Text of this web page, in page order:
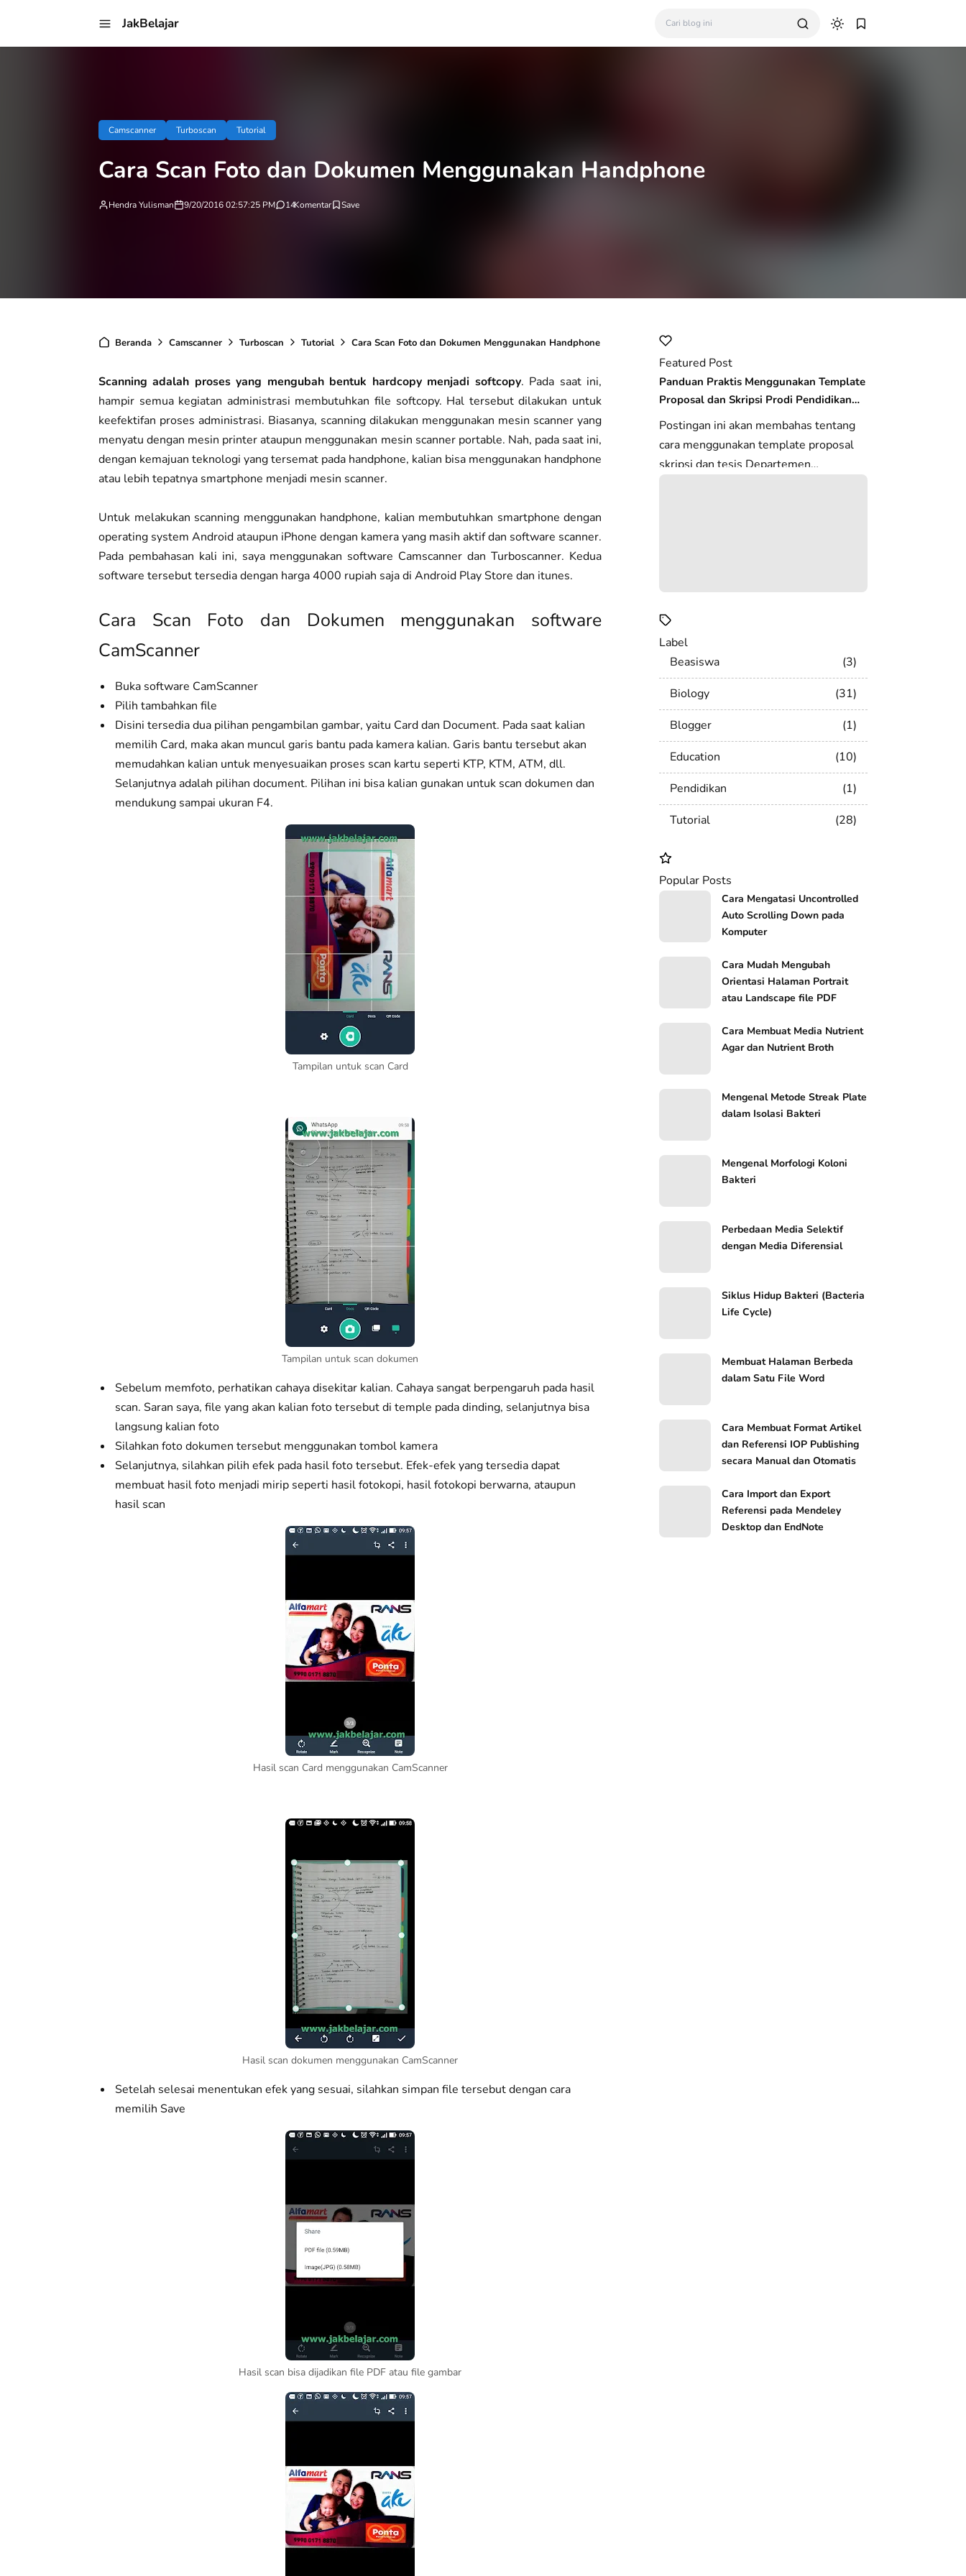
JakBelajar
Camscanner Turboscan Tutorial
Cara Scan Foto dan Dokumen Menggunakan Handphone
Hendra Yulisman 9/20/2016 02:57:25 PM 14Komentar
Beranda Camscanner Turboscan Tutorial Cara Scan Foto dan Dokumen Menggunakan Handphone
Scanning adalah proses yang mengubah bentuk hardcopy menjadi softcopy. Pada saat ini,
hampir semua kegiatan administrasi membutuhkan file softcopy. Hal tersebut dilakukan untuk
keefektifan proses administrasi. Biasanya, scanning dilakukan menggunakan mesin scanner yang
menyatu dengan mesin printer ataupun menggunakan mesin scanner portable. Nah, pada saat ini,
dengan kemajuan teknologi yang tersemat pada handphone, kalian bisa menggunakan handphone
atau lebih tepatnya smartphone menjadi mesin scanner.
Untuk melakukan scanning menggunakan handphone, kalian membutuhkan smartphone dengan
operating system Android ataupun iPhone dengan kamera yang masih aktif dan software scanner.
Pada pembahasan kali ini, saya menggunakan software Camscanner dan Turboscanner. Kedua
software tersebut tersedia dengan harga 4000 rupiah saja di Android Play Store dan itunes.
Cara Scan Foto dan Dokumen menggunakan software
CamScanner
Buka software CamScanner
Pilih tambahkan file
Disini tersedia dua pilihan pengambilan gambar, yaitu Card dan Document. Pada saat kalian
memilih Card, maka akan muncul garis bantu pada kamera kalian. Garis bantu tersebut akan
memudahkan kalian untuk menyesuaikan proses scan kartu seperti KTP, KTM, ATM, dll.
Selanjutnya adalah pilihan document. Pilihan ini bisa kalian gunakan untuk scan dokumen dan
mendukung sampai ukuran F4.
Tampilan untuk scan Card
Tampilan untuk scan dokumen
Sebelum memfoto, perhatikan cahaya disekitar kalian. Cahaya sangat berpengaruh pada hasil
scan. Saran saya, file yang akan kalian foto tersebut di temple pada dinding, selanjutnya bisa
langsung kalian foto
Silahkan foto dokumen tersebut menggunakan tombol kamera
Selanjutnya, silahkan pilih efek pada hasil foto tersebut. Efek-efek yang tersedia dapat
membuat hasil foto menjadi mirip seperti hasil fotokopi, hasil fotokopi berwarna, ataupun
hasil scan
Hasil scan Card menggunakan CamScanner
Hasil scan dokumen menggunakan CamScanner
Setelah selesai menentukan efek yang sesuai, silahkan simpan file tersebut dengan cara
memilih Save
Hasil scan bisa dijadikan file PDF atau file gambar
Featured Post
Panduan Praktis Menggunakan Template
Proposal dan Skripsi Prodi Pendidikan
Biologi FKIP USK
Postingan ini akan membahas tentang
cara menggunakan template proposal
skripsi dan tesis Departemen
Label
Beasiswa
3
Biology
31
Blogger
1
Education
10
Pendidikan
1
Tutorial
28
Popular Posts
Cara Mengatasi Uncontrolled
Auto Scrolling Down pada
Komputer
Cara Mudah Mengubah
Orientasi Halaman Portrait
atau Landscape file PDF
Cara Membuat Media Nutrient
Agar dan Nutrient Broth
Mengenal Metode Streak Plate
dalam Isolasi Bakteri
Mengenal Morfologi Koloni
Bakteri
Perbedaan Media Selektif
dengan Media Diferensial
Siklus Hidup Bakteri (Bacteria
Life Cycle)
Membuat Halaman Berbeda
dalam Satu File Word
Cara Membuat Format Artikel
dan Referensi IOP Publishing
secara Manual dan Otomatis
Cara Import dan Export
Referensi pada Mendeley
Desktop dan EndNote